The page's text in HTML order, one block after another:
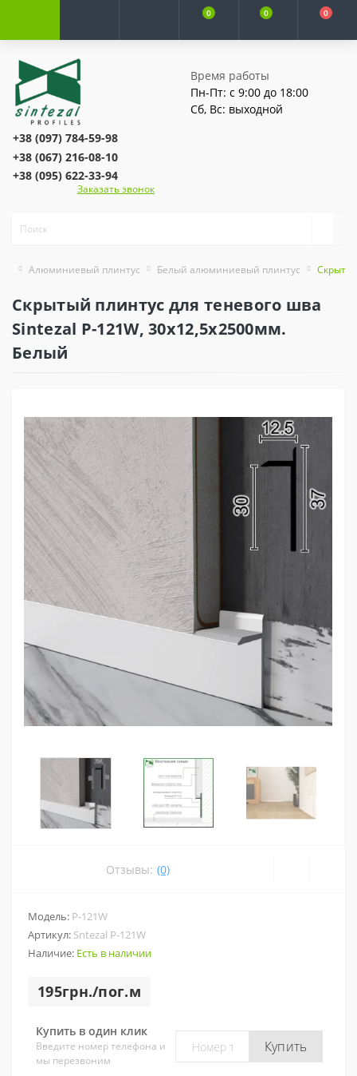
0 0 0
Время работы
Пн-Пт: с 9:00 до 18:00
Сб, Вс: выходной
+38 (097) 784-59-98
+38 (067) 216-08-10
+38 (095) 622-33-94
Заказать звонок
Алюминиевый плинтус Белый алюминиевый плинтус
Скрытый плинтус для теневого шва
Sintezal P-121W, 30х12,5х2500мм.
Белый
Отзывы: (0)
Модель: P-121W
Артикул: Sntezal P-121W
Наличие: Есть в наличии
195грн./пог.м
Купить в один клик
Введите номер телефона и
мы перезвоним
Купить